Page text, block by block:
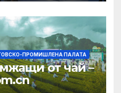
ПРОМИШЛЕНА ПАЛАТА
от чай –